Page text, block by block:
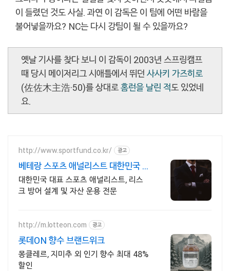
이 들렸던 것도 사실. 과연 이 감독은 이 팀에 어떤 바람을
불어넣을까요? NC는 다시 강팀이 될 수 있을까요?
옛날 기사를 찾다 보니 이 감독이 2003년 스프링캠프
때 당시 메이저리그 시애틀에서 뛰던 사사키 가즈히로
(佐佐木主浩·50)를 상대로홈런을 날린 적도 있었네
요.
http://www.sportfund.co.kr/ 광고
베테랑 스포츠 애널리스트 대한민국 1
순위 전력 분석가
대한민국 대표 스포츠 애널리스트, 리스
크 방어 설계 및 자산 운용 전문
http://m.lotteon.com 광고
롯데ON 향수 브랜드위크
몽클레르, 지미추 외 인기 향수 최대 48%
할인